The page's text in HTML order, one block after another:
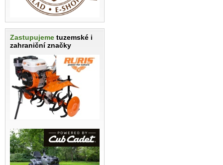
Zastupujeme tuzemské i
zahraniční značky